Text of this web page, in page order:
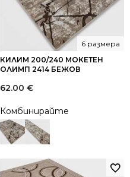
КИЛИМ 200/240 МОКЕТЕН
ОЛИМП 2414 БЕЖОВ
6 размера
62.00 €
Комбинирайте